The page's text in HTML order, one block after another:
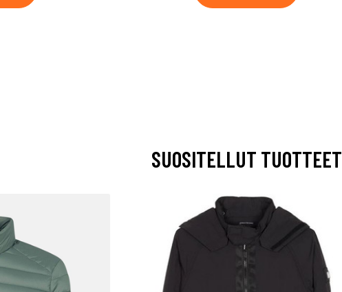
SUOSITELLUT TUOTTEET